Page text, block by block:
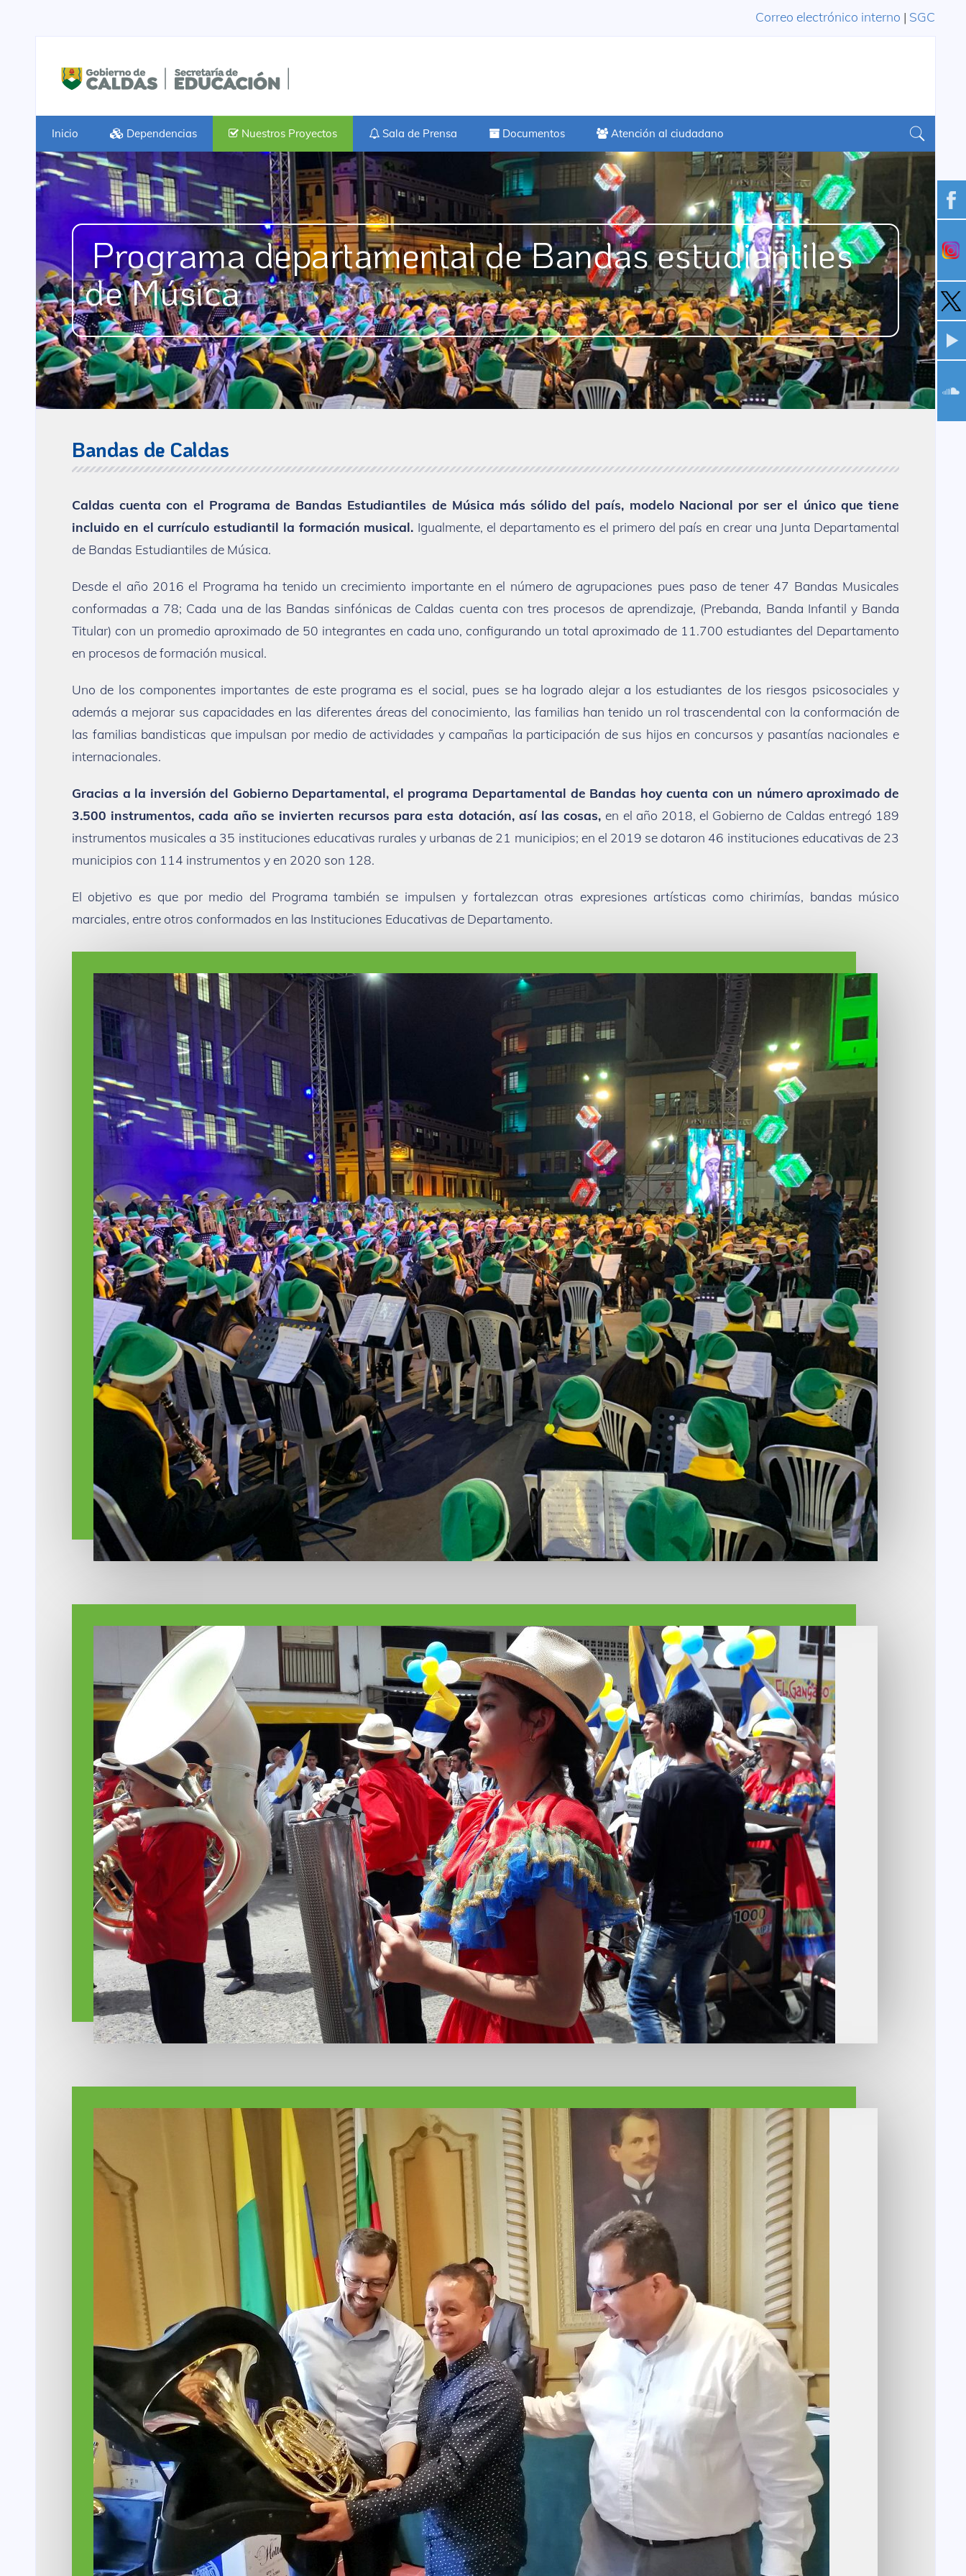
Correo electrónico interno | SGC
Inicio Dependencias Nuestros Proyectos Sala de Prensa Documentos Atención al ciudadano
Programa departamental de Bandas estudiantiles
de Música
Bandas de Caldas
Caldas cuenta con el Programa de Bandas Estudiantiles de Música más sólido del país, modelo Nacional por ser el único que tiene
incluido en el currículo estudiantil la formación musical. Igualmente, el departamento es el primero del país en crear una Junta Departamental
de Bandas Estudiantiles de Música.
Desde el año 2016 el Programa ha tenido un crecimiento importante en el número de agrupaciones pues paso de tener 47 Bandas Musicales
conformadas a 78; Cada una de las Bandas sinfónicas de Caldas cuenta con tres procesos de aprendizaje, (Prebanda, Banda Infantil y Banda
Titular) con un promedio aproximado de 50 integrantes en cada uno, configurando un total aproximado de 11.700 estudiantes del Departamento
en procesos de formación musical.
Uno de los componentes importantes de este programa es el social, pues se ha logrado alejar a los estudiantes de los riesgos psicosociales y
además a mejorar sus capacidades en las diferentes áreas del conocimiento, las familias han tenido un rol trascendental con la conformación de
las familias bandisticas que impulsan por medio de actividades y campañas la participación de sus hijos en concursos y pasantías nacionales e
internacionales.
Gracias a la inversión del Gobierno Departamental, el programa Departamental de Bandas hoy cuenta con un número aproximado de
3.500 instrumentos, cada año se invierten recursos para esta dotación, así las cosas, en el año 2018, el Gobierno de Caldas entregó 189
instrumentos musicales a 35 instituciones educativas rurales y urbanas de 21 municipios; en el 2019 se dotaron 46 instituciones educativas de 23
municipios con 114 instrumentos y en 2020 son 128.
El objetivo es que por medio del Programa también se impulsen y fortalezcan otras expresiones artísticas como chirimías, bandas músico
marciales, entre otros conformados en las Instituciones Educativas de Departamento.